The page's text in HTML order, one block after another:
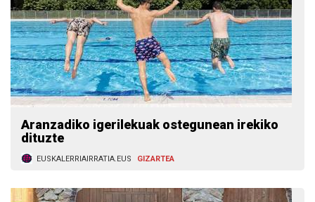
Aranzadiko igerilekuak ostegunean irekiko
dituzte
EUSKALERRIAIRRATIA.EUS GIZARTEA